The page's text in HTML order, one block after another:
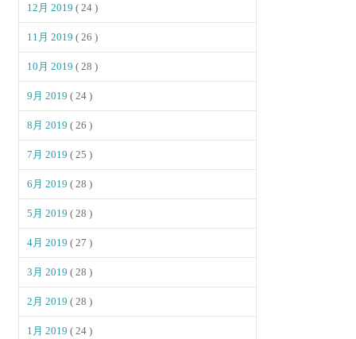
12月 2019( 24 )
11月 2019( 26 )
10月 2019( 28 )
9月 2019( 24 )
8月 2019( 26 )
7月 2019( 25 )
6月 2019( 28 )
5月 2019( 28 )
4月 2019( 27 )
3月 2019( 28 )
2月 2019( 28 )
1月 2019( 24 )